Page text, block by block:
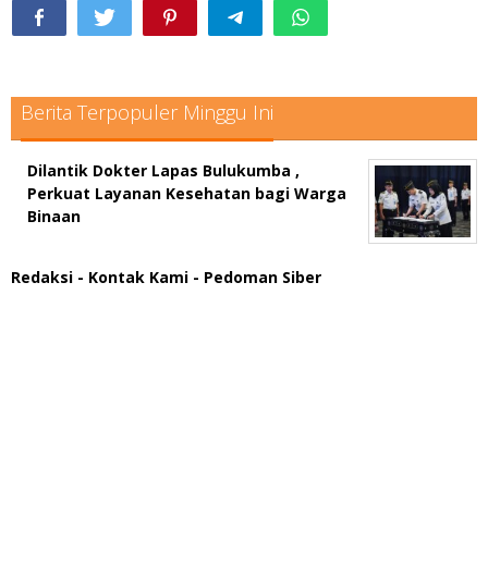
Berita Terpopuler Minggu Ini
Dilantik Dokter Lapas Bulukumba ,
Perkuat Layanan Kesehatan bagi Warga
Binaan
Redaksi - Kontak Kami - Pedoman Siber